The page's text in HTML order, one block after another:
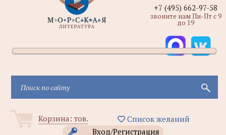
Корзина: тов.
Список желаний
Вход/Регистрация
+7 (495) 662-97-58
звоните нам Пн-Пт с 9
до 19